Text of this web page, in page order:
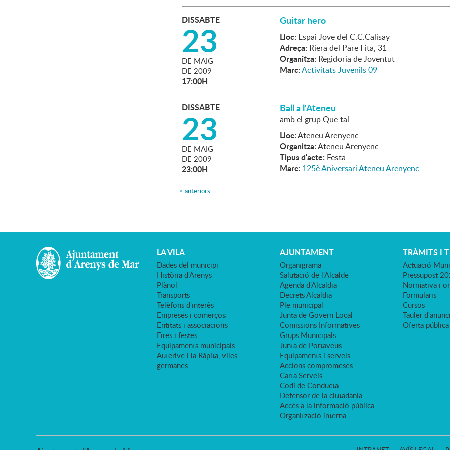
DISSABTE
23
DE MAIG
DE 2009
17:00H
Guitar hero
Lloc: Espai Jove del C.C.Calisay
Adreça: Riera del Pare Fita, 31
Organitza: Regidoria de Joventut
Marc:Activitats Juvenils 09
DISSABTE
23
DE MAIG
DE 2009
23:00H
Ball a l'Ateneu
amb el grup Que tal
Lloc:Ateneu Arenyenc
Organitza:Ateneu Arenyenc
Tipus d'acte: Festa
Marc: 125è Aniversari Ateneu Arenyenc
< anteriors
LA VILA
Dades del municipi
Història d'Arenys
Plànol
Transports
Telèfons d'interès
Empreses i comerços
Entitats i associacions
Fires i festes
Equipaments municipals
Auterive i la Ràpita, viles
germanes
AJUNTAMENT
Organigrama
Salutació de l'Alcalde
Agenda d'Alcaldia
Decrets Alcaldia
Ple municipal
Junta de Govern Local
Comissions Informatives
Grups Municipals
Junta de Portaveus
Equipaments i serveis
Accions compromeses
Carta Serveis
Codi de Conducta
Defensor de la ciutadania
Accés a la informació pública
Organització interna
TRÀMITS I
Actuació
Pressupost
Normativa i
Formularis
Cursos
Tauler
Oferta